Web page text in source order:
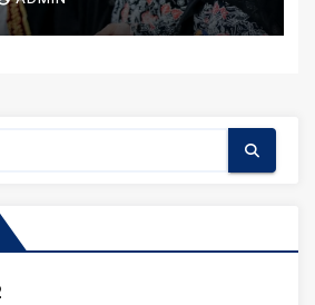
Kota Bandung